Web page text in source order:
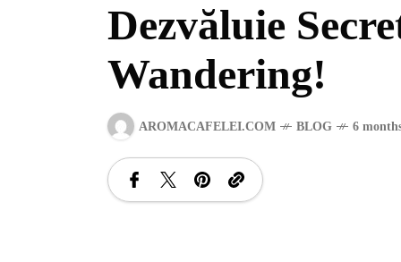
Dezvăluie
Wandering!
AROMACAFELEI.COM BLOG 6